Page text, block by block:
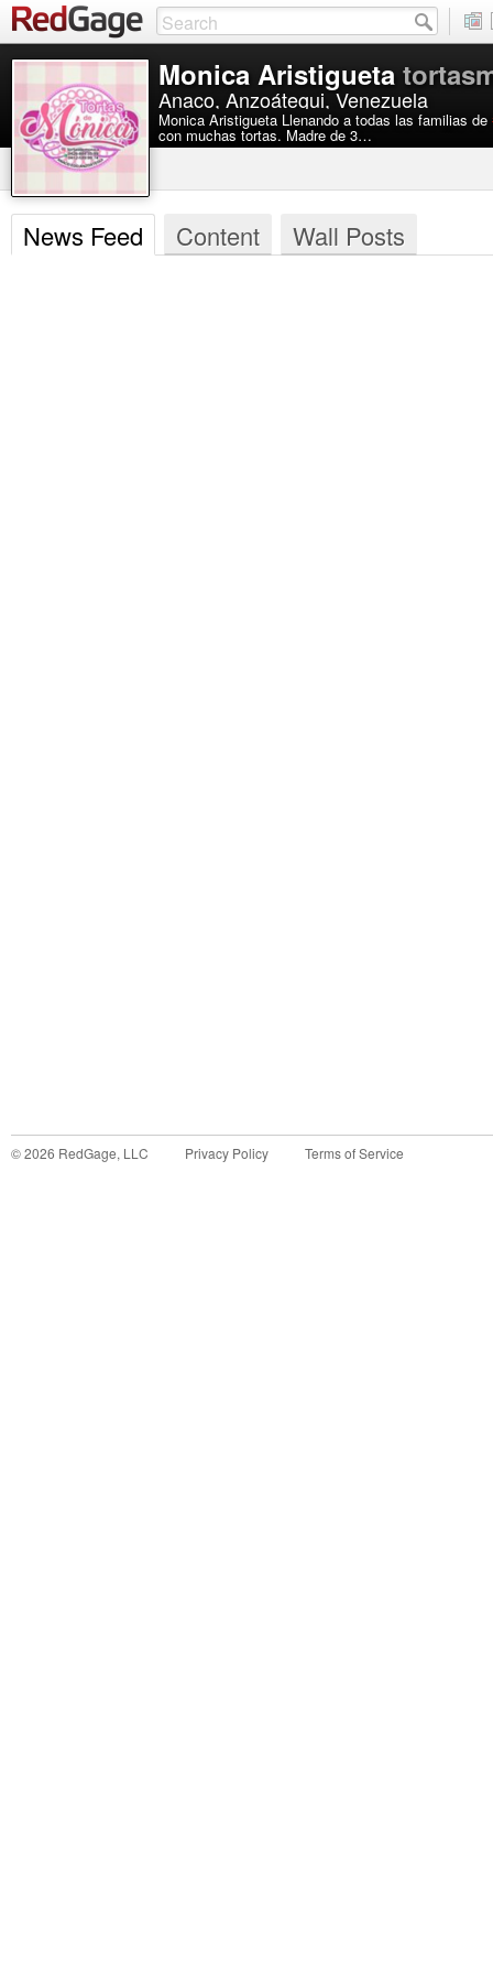
Monica Aristigueta
Anaco, Anzoátegui, Venezuela
Monica Aristigueta Llenando a todas las familias de
con muchas tortas. Madre de 3…
News Feed Content Wall Posts
©2026 RedGage, LLC Privacy Policy Terms of Service